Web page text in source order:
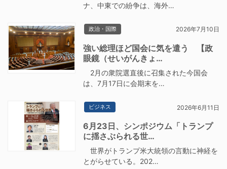
ナ、中東での紛争は、海外…
政治・国際 2026年7月10日
強い総理ほど国会に気を遣う 【政
眼鏡（せいがんきょ…
2月の衆院選直後に召集された今国会
は、7月17日に会期末を…
ビジネス 2026年6月11日
6月23日、シンポジウム「トランプ
に揺さぶられる世…
世界がトランプ米大統領の言動に神経を
とがらせている。202…